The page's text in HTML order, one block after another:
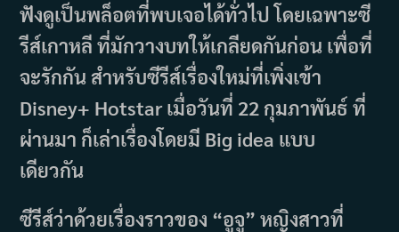
ฟังดูเป็นพล็อตที่พบเจอได้ทั่วไป โดยเฉพาะซี
รีส์เกาหลี ที่มักวางบทให้เกลียดกันก่อน เพื่อที่
จะรักกัน สำหรับซีรีส์เรื่องใหม่ที่เพิ่งเข้า
Disney+ Hotstar เมื่อวันที่ 22 กุมภาพันธ์ ที่
ผ่านมา ก็เล่าเรื่องโดยมี Big idea แบบ
เดียวกัน
ซีรีส์ว่าด้วยเรื่องราวของ “อูจู” หญิงสาวที่